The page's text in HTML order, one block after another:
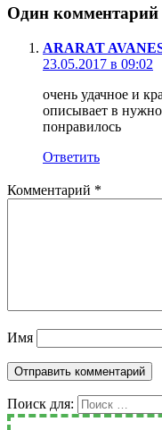
Один комментарий
ARARAT
23.05.2017 в 09:02
очень удачное и
описывает в
понравилось
Ответить
Комментарий *
Имя
Поиск для: